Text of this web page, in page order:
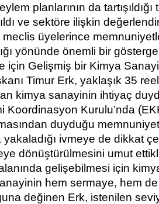
planlarının da
ve sektöre ilişkin
meclis üyelerince
yönünde önemli bir
için Gelişmiş bir Kimya
Timur Erk, yaklaşık 35
kimya sanayinin ihtiyaç
Koordinasyon Kurulu’nda
duyduğu
ivmeye de dikkat
dönüştürülmesini umut
gelişebilmesi için
hem sermaye, hem
değinen Erk, istenilen